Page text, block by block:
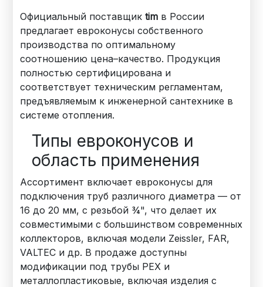
Официальный поставщикtim в России
предлагает евроконусы собственного
производства по оптимальному
соотношению цена–качество. Продукция
полностью сертифицирована и
соответствует техническим регламентам,
предъявляемым к инженерной сантехнике в
системе отопления.
Типы евроконусов и
область применения
Ассортимент включает евроконусы для
подключения труб различного диаметра — от
16 до 20 мм, с резьбой ¾", что делает их
совместимыми с большинством современных
коллекторов, включая модели Zeissler, FAR,
VALTEC и др. В продаже доступны
модификации под трубы PEX и
металлопластиковые, включая изделия с